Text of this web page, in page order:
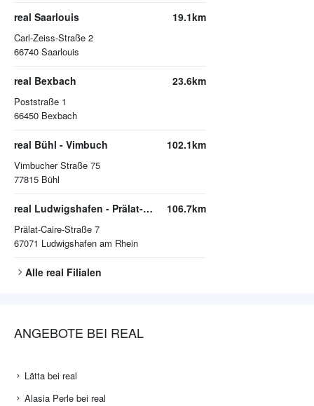
real Saarlouis
Carl-Zeiss-Straße 2
66740 Saarlouis
19.1km
real Bexbach
Poststraße 1
66450 Bexbach
23.6km
real Bühl - Vimbuch
Vimbucher Straße 75
77815 Bühl
102.1km
real Ludwigshafen - Prälat-Caire-Straße
Prälat-Caire-Straße 7
67071 Ludwigshafen am Rhein
106.7km
Alle real Filialen
ANGEBOTE BEI REAL
Lätta bei real
Alasia Perle bei real